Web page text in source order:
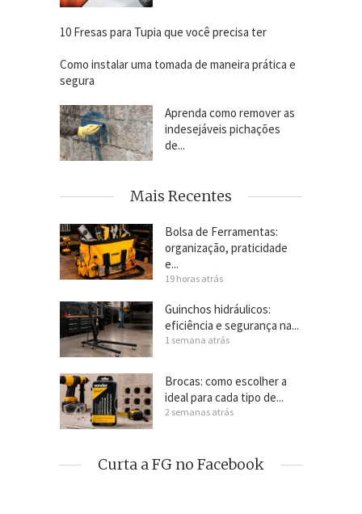
10 Fresas para Tupia que você precisa ter
Como instalar uma tomada de maneira prática e
segura
Aprenda como remover as
indesejáveis pichações
de...
Mais Recentes
Bolsa de Ferramentas:
organização, praticidade
e...
19 horas atrás
Guinchos hidráulicos:
eficiência e segurança na...
1 semana atrás
Brocas: como escolher a
ideal para cada tipo de...
2 semanas atrás
Curta a FG no Facebook